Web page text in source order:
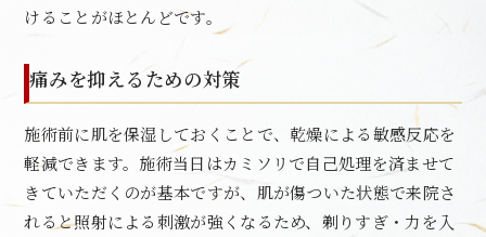
けることがほとんどです。
痛みを抑えるための対策
施術前に肌を保湿しておくことで、乾燥による敏感反応を
軽減できます。施術当日はカミソリで自己処理を済ませて
きていただくのが基本ですが、肌が傷ついた状態で来院さ
れると照射による刺激が強くなるため、剃りすぎ・力を入